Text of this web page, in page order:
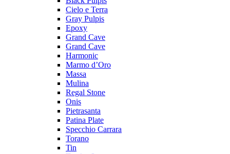
Cielo e Terra
Gray Pulpis
Epoxy
Grand Cave
Grand Cave
Harmonic
Marmo d’Oro
Massa
Mulina
Regal Stone
Onis
Pietrasanta
Patina Plate
Specchio Carrara
Torano
Tin